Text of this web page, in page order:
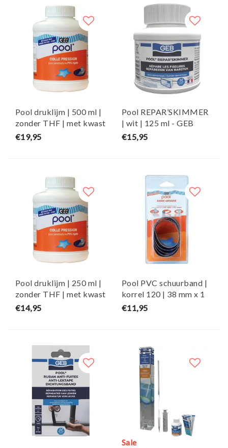
Pool druklijm | 500 ml |
zonder THF | met kwast
- GEB
€19,95
Pool REPAR’SKIMMER
| wit | 125 ml - GEB
€15,95
Pool druklijm | 250 ml |
zonder THF | met kwast
- GEB
€14,95
Pool PVC schuurband |
korrel 120 | 38 mm x 1
m - GEB
€11,95
Sale